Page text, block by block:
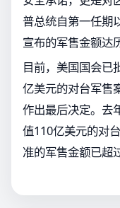
普总统自第一任期
宣布的军售金额达
目前，美国国会已
亿美元的对台军售
作出最后决定。去
值110亿美元的对
准的军售金额已超